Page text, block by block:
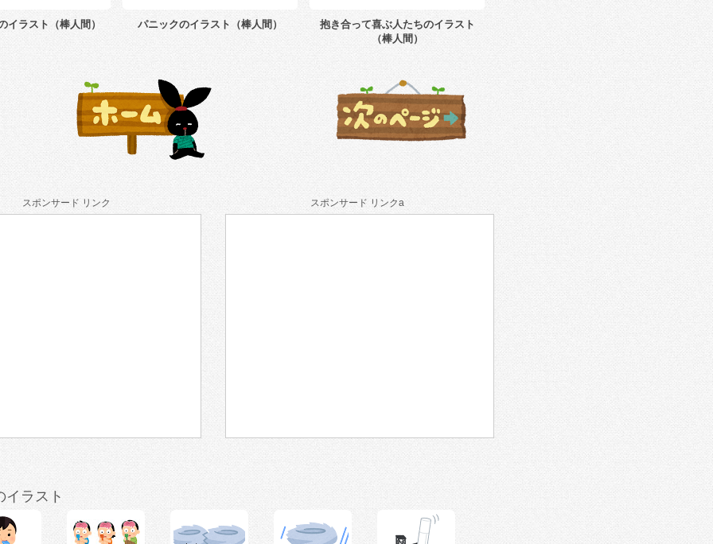
イラスト（棒人間） パニックのイラスト（棒人間）
抱き合って喜ぶ人たちのイラスト
（棒人間）
スポンサード リンク スポンサード リンクa
イラスト